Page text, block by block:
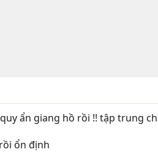
ẩn giang hồ rồi !! tập trung
ổn định